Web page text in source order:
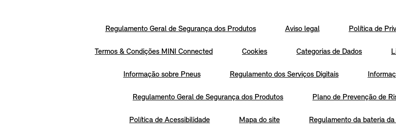
Regulamento Geral de Segurança dos Produtos Aviso legal Política de
Termos & Condições MINI Connected Cookies Categorias de Dados
Informação sobre Pneus Regulamento dos Serviços Digitais
Regulamento Geral de Segurança dos Produtos Plano de Prevenção de
Política de Acessibilidade Mapa do site Regulamento da bateria da